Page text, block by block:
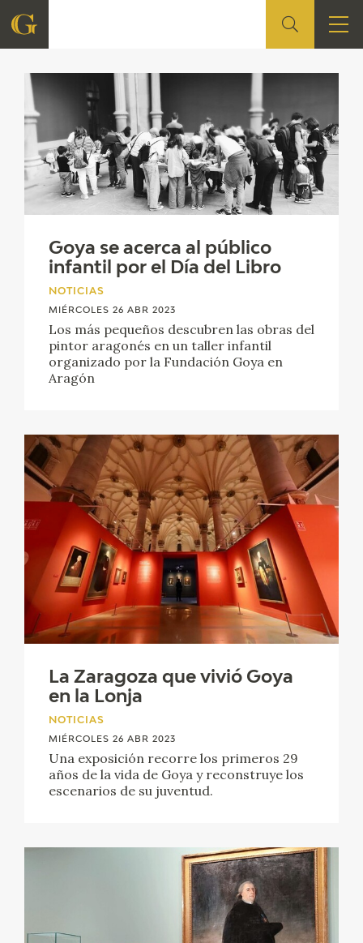
FUNDACIÓN
QUIENES SOMOS
CENTRO DE INVESTIGACIÓN Y DOCUMENTACIÓN
ACCIÓN CORPORATIVA
PROGRAMACIÓN
EXPOSICIONES
ACTUALIDAD
SALA DE PRENSA
BLOG CUADERNO ITALIANO
FRANCISCO DE GOYA
BIOGRAFÍA
CRONOLOGÍA
GOYA EN EL MUNDO
Goya se acerca al público
infantil por el Día del Libro
NOTICIAS
MIÉRCOLES 26 ABR 2023
Los más pequeños descubren las obras del
pintor aragonés en un taller infantil
organizado por la Fundación Goya en
Aragón
La Zaragoza que vivió Goya
en la Lonja
NOTICIAS
MIÉRCOLES 26 ABR 2023
Una exposición recorre los primeros 29
años de la vida de Goya y reconstruye los
escenarios de su juventud.